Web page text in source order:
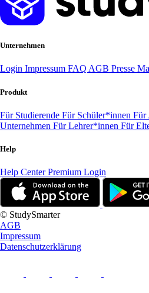
Unternehmen
Login Impressum FAQ AGB Presse
Produkt
Für Studierende Für Schüler*innen Für
Unternehmen Für Lehrer*innen Für
Help
Help CenterPremium Login
© StudySmarter
AGB
Impressum
Datenschutzerklärung